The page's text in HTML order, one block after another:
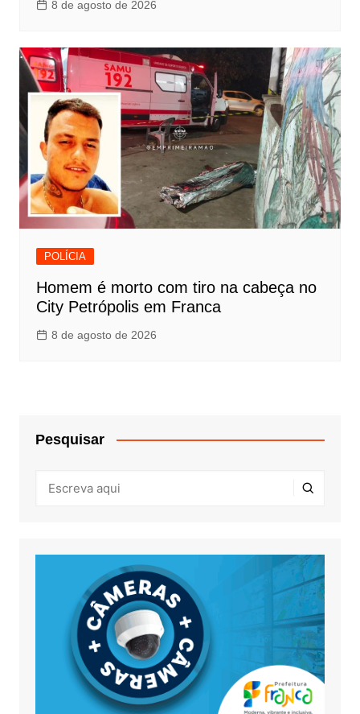
8 de agosto de 2026
POLÍCIA
Homem é morto com tiro na cabeça no
City Petrópolis em Franca
8 de agosto de 2026
Pesquisar